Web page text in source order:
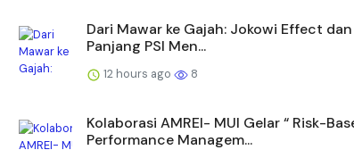
Dari Mawar ke Gajah: Jokowi Effect
Panjang PSI Men...
12 hours ago 8
Kolaborasi AMREI- MUI Gelar “ Risk-
Performance Managem...